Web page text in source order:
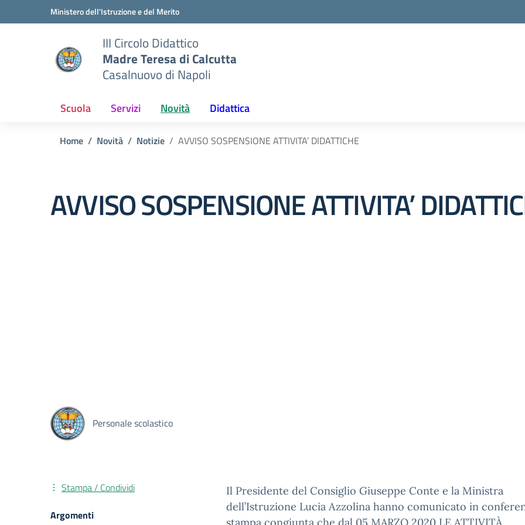
Vai ai contenuti
Vai al menu di navigazioneMinistero dell'Istruzione e del Merito
III Circolo Didattico
Madre Teresa di Calcutta
Casalnuovo di Napoli
Scuola Servizi Novità Didattica
Home Novità Notizie AVVISO SOSPENSIONE ATTIVITA’ DIDATTICHE
AVVISO SOSPENSIONE ATTIVITA’
Personale scolastico
Il Presidente del Consiglio Giuseppe Conte e la Ministra
dell’Istruzione Lucia Azzolina hanno comunicato in
Stampa / Condividi
Argomenti